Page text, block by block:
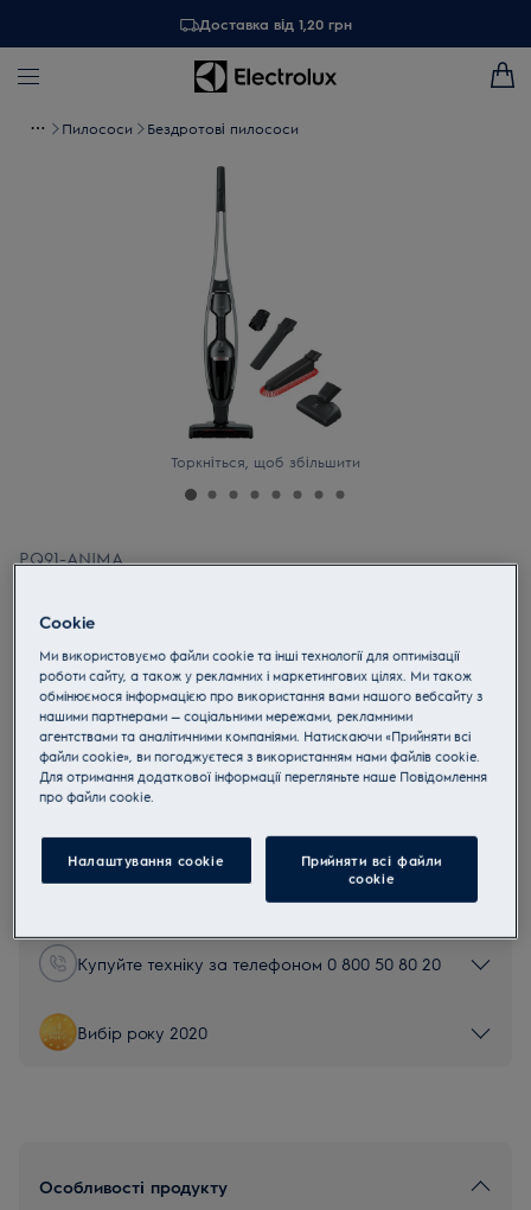
Доставка від 1,20 грн
Пилососи Бездротові пилососи
Торкніться, щоб збільшити
PQ91-ANIMA
4.8 (226)
Переваги
Ефективний помічник, що завжди під рукою
Просто візьміть пилосос за ручку та йдіть
Повна потужність під час усього прибирання*
Інструкції з техніки безпеки та попередження щодо
техніки безпеки відповідно до регламенту ЄС 2023/988
наведені в посібнику користувача. Для безпечного
Купуйте техніку за телефоном 0 800 50 80 20
Вибір року 2020
Особливості продукту
Cookie
Ми використовуємо файли cookie та інші технології для оптимізації
роботи сайту, а також у рекламних і маркетингових цілях. Ми також
обмінюємося інформацією про використання вами нашого вебсайту з
нашими партнерами — соціальними мережами, рекламними
агентствами та аналітичними компаніями. Натискаючи «Прийняти всі
файли cookie», ви погоджуєтеся з використанням нами файлів cookie.
Для отримання додаткової інформації перегляньте наше Пoвідомлення
прo файли cookie.
Налаштування cookie
Прийняти всі файли
сookie